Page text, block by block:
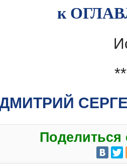
к
Поделиться